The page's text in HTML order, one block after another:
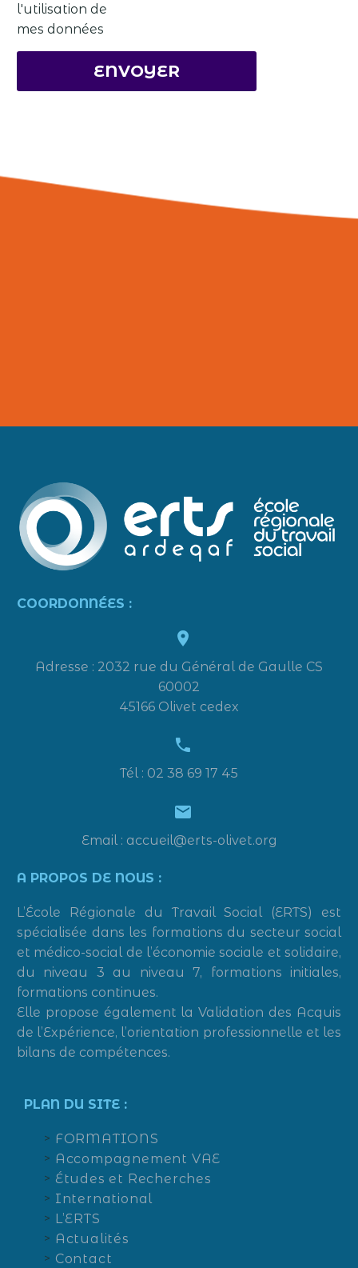
l'utilisation de
mes données
COORDONNÉES :


Adresse : 2032 rue du Général de Gaulle CS
60002
45166 Olivet cedex


Tél : 02 38 69 17 45


Email : accueil@erts-olivet.org
A PROPOS DE NOUS :
L’École Régionale du Travail Social (ERTS) est
spécialisée dans les formations du secteur social
et médico-social de l’économie sociale et solidaire,
du niveau 3 au niveau 7, formations initiales,
formations continues.
Elle propose également la Validation des Acquis
de l’Expérience, l’orientation professionnelle et les
bilans de compétences.
PLAN DU SITE :
FORMATIONS
Accompagnement VAE
Études et Recherches
International
L’ERTS
Actualités
Contact